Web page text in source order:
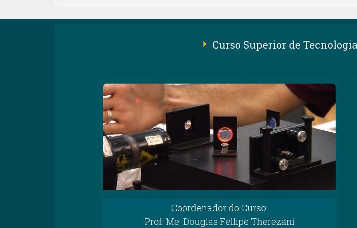
Curso Superior de
Coordenador do Curso:
Prof. Me. Douglas Fellipe Therezani